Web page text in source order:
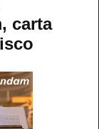
carta